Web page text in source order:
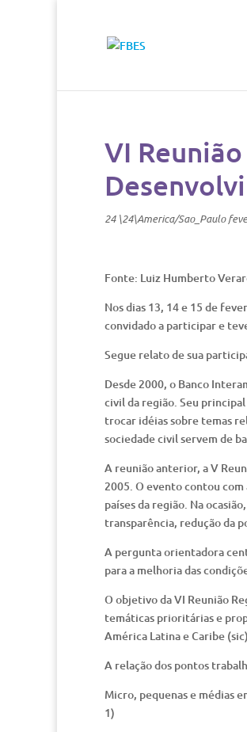
VI
24 \24\America/Sao_Paulo
Fonte: Luiz Humberto
Nos dias 13, 14 e 15 de
convidado a participar e
Segue relato de sua
Desde 2000, o Banco
civil da região. Seu
trocar idéias sobre temas
sociedade civil servem de
A reunião anterior, a V
2005. O evento contou
países da região. Na
transparência, redução da
A pergunta orientadora
para a melhoria das
O objetivo da VI Reunião
temáticas prioritárias e
América Latina e Caribe
A relação dos pontos
Micro, pequenas e médias
1)